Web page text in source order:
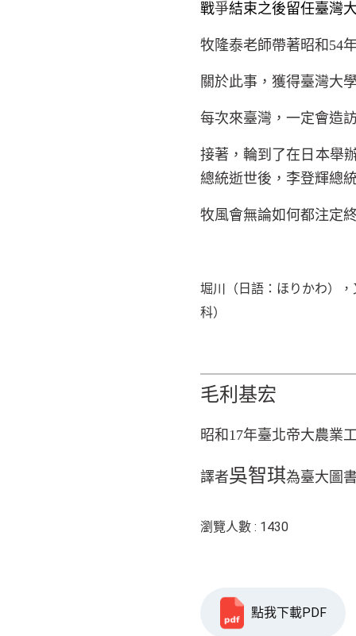
戰爭結束之後留任臺灣
牧隆泰老師帶著昭和 54
關於此事，獲得臺灣大
每次來臺灣，一定會造
接著，輪到了在日本舉
總統逝世後，李登輝總
牧風會無論如何都注定
堀川（日語：ほりかわ）
科）
毛利基宏
昭和 17年臺北帝大農業
譯者吳智琪為臺大圖
瀏覽人數 : 1430
點我下載PDF